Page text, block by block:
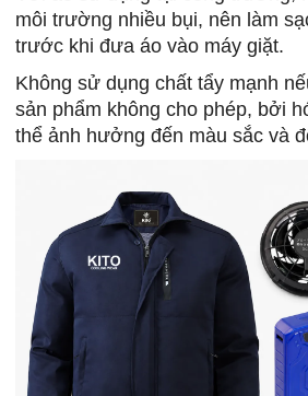
môi trường nhiều bụi, nên làm
trước khi đưa áo vào máy giặt.
Không sử dụng chất tẩy mạnh
sản phẩm không cho phép, bởi
thể ảnh hưởng đến màu sắc và